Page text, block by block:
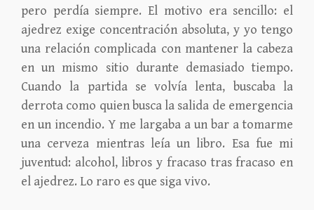
pero perdía siempre. El motivo era sencillo: el
ajedrez exige concentración absoluta, y yo tengo
una relación complicada con mantener la cabeza
en un mismo sitio durante demasiado tiempo.
Cuando la partida se volvía lenta, buscaba la
derrota como quien busca la salida de emergencia
en un incendio. Y me largaba a un bar a tomarme
una cerveza mientras leía un libro. Esa fue mi
juventud: alcohol, libros y fracaso tras fracaso en
el ajedrez. Lo raro es que siga vivo.